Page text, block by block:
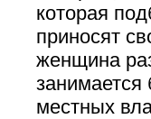
которая
приносят
женщина
занимается
местных